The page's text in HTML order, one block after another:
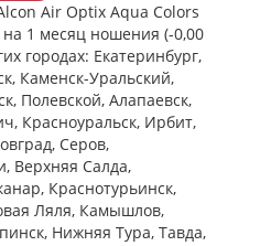
Air Optix Aqua Colors
на 1 месяц ношения (-0,00
городах: Екатеринбург,
Каменск-Уральский,
Полевской, Алапаевск,
Красноуральск, Ирбит,
Серов,
Верхняя Салда,
Краснотурьинск,
Ляля, Камышлов,
Нижняя Тура, Тавда,